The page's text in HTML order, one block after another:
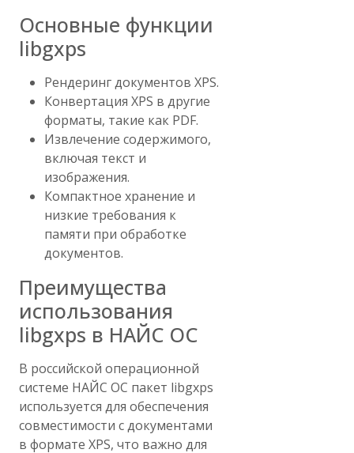
Основные функции
libgxps
Рендеринг документов XPS.
Конвертация XPS в другие
форматы, такие как PDF.
Извлечение содержимого,
включая текст и
изображения.
Компактное хранение и
низкие требования к
памяти при обработке
документов.
Преимущества
использования
libgxps в НАЙС ОС
В российской операционной
системе НАЙС ОС пакет libgxps
используется для обеспечения
совместимости с документами
в формате XPS, что важно для